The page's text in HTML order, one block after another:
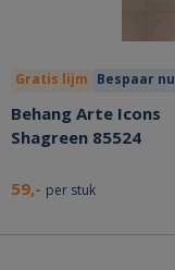
Gratis lijm Bespaar
Behang Arte Icons
Shagreen 85524
59,- per stuk